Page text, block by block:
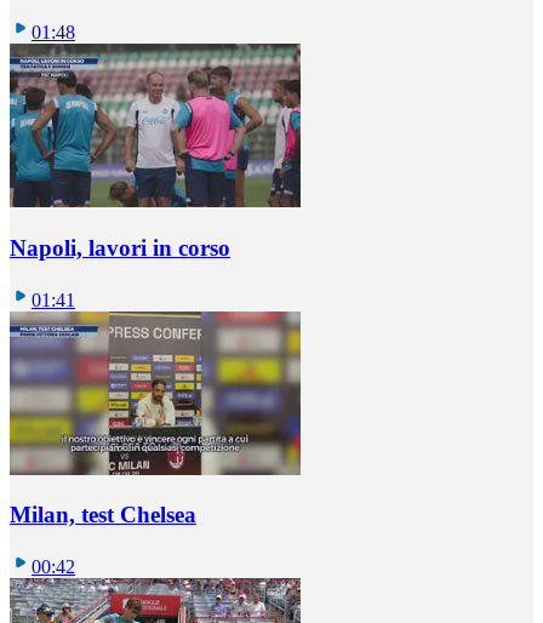
01:48
Napoli, lavori in corso
01:41
Milan, test Chelsea
00:42